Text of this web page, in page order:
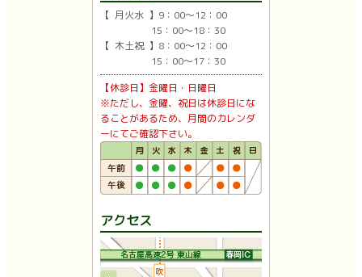
【 月火水 】9：00〜12：00
15：00〜18：30
【 木土祝 】8：00〜12：00
15：00〜17：30
【休診日】金曜日・日曜日
※ただし、金曜、祝日は休診日にな
ることがあるため、月間のカレンダ
ーにてご確認下さい。
アクセス